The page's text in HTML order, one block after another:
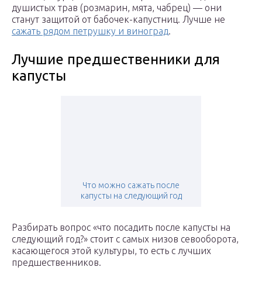
душистых трав (розмарин, мята, чабрец) — они
станут защитой от бабочек-капустниц. Лучше не
сажать рядом петрушку и виноград.
Лучшие предшественники для
капусты
Что можно сажать после
капусты на следующий год
Разбирать вопрос «что посадить после капусты на
следующий год?» стоит с самых низов севооборота,
касающегося этой культуры, то есть с лучших
предшественников.